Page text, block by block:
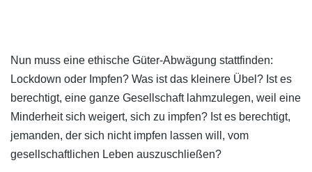
Nun muss eine ethische Güter-Abwägung stattfinden:
Lockdown oder Impfen? Was ist das kleinere Übel? Ist es
berechtigt, eine ganze Gesellschaft lahmzulegen, weil eine
Minderheit sich weigert, sich zu impfen? Ist es berechtigt,
jemanden, der sich nicht impfen lassen will, vom
gesellschaftlichen Leben auszuschließen?